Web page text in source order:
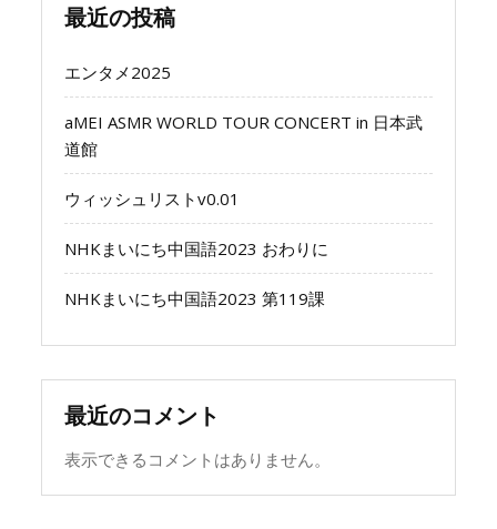
最近の投稿
エンタメ2025
aMEI ASMR WORLD TOUR CONCERT in 日本武
道館
ウィッシュリストv0.01
NHKまいにち中国語2023 おわりに
NHKまいにち中国語2023 第119課
最近のコメント
表示できるコメントはありません。